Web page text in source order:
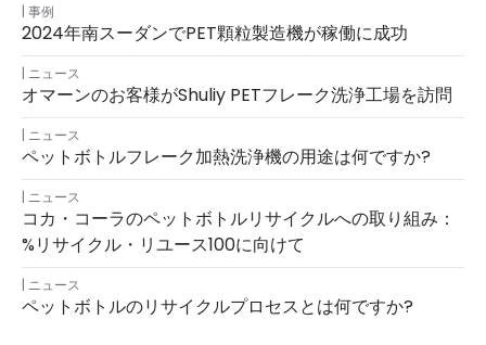
事例
2024年南スーダンでPET顆粒製造機が稼働に成功
ニュース
オマーンのお客様がShuliy PETフレーク洗浄工場を訪問
ニュース
ペットボトルフレーク加熱洗浄機の用途は何ですか?
ニュース
コカ・コーラのペットボトルリサイクルへの取り組み：
%リサイクル・リユース100に向けて
ニュース
ペットボトルのリサイクルプロセスとは何ですか?